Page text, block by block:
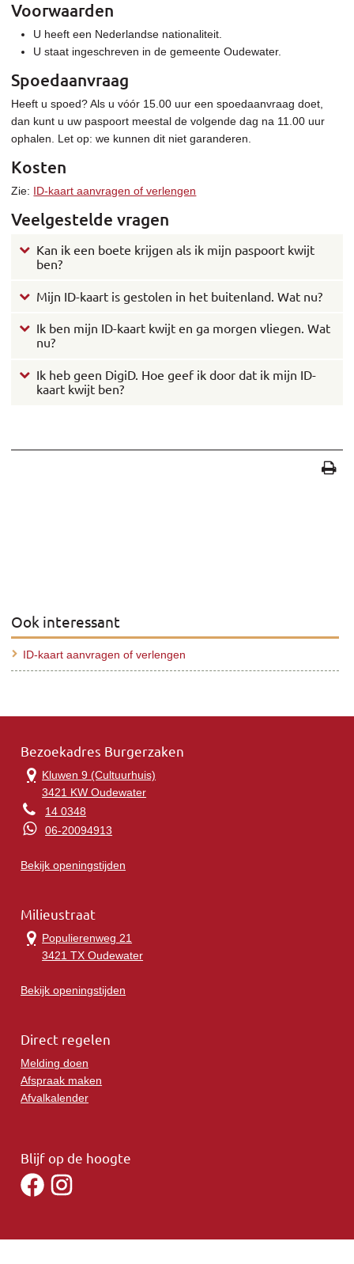
Voorwaarden
U heeft een Nederlandse nationaliteit.
U staat ingeschreven in de gemeente Oudewater.
Spoedaanvraag
Heeft u spoed? Als u vóór 15.00 uur een spoedaanvraag doet,
dan kunt u uw paspoort meestal de volgende dag na 11.00 uur
ophalen. Let op: we kunnen dit niet garanderen.
Kosten
Zie: ID-kaart aanvragen of verlengen
Veelgestelde vragen
Kan ik een boete krijgen als ik mijn paspoort kwijt
ben?
Mijn ID-kaart is gestolen in het buitenland. Wat nu?
Ik ben mijn ID-kaart kwijt en ga morgen vliegen. Wat
nu?
Ik heb geen DigiD. Hoe geef ik door dat ik mijn ID-
kaart kwijt ben?
Ook interessant
ID-kaart aanvragen of verlengen
Bezoekadres Burgerzaken
Kluwen 9 (Cultuurhuis)
3421 KW Oudewater
14 0348
06-20094913
Bekijk openingstijden
Milieustraat
Populierenweg 21
3421 TX Oudewater
Bekijk openingstijden
Direct regelen
Melding doen
Afspraak maken
Afvalkalender
Blijf op de hoogte